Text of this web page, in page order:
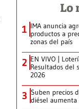
Lo
1 IMA anuncia
productos a
zonas del país
2 EN VIVO |
Resultados del
2026
3 Suben precios
diésel